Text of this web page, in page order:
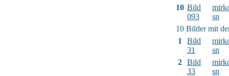
10 Bild
093
sn
10 Bilder mit
1
Bild
31
sn
2 Bild
33
sn